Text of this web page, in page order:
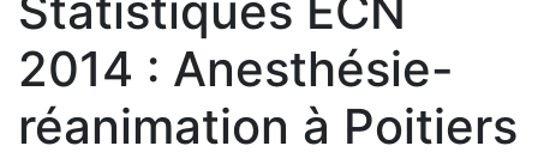
2014 : Anesthésie-
réanimation à Poitiers